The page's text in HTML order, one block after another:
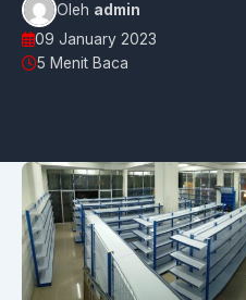
Oleh admin
09 January 2023
5 Menit Baca